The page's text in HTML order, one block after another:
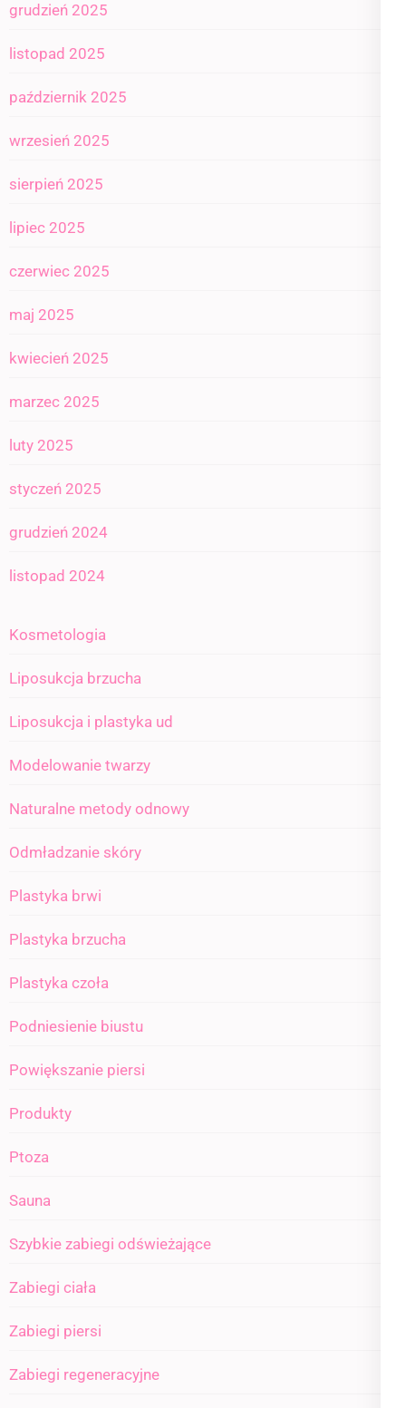
grudzień 2025
listopad 2025
październik 2025
wrzesień 2025
sierpień 2025
lipiec 2025
czerwiec 2025
maj 2025
kwiecień 2025
marzec 2025
luty 2025
styczeń 2025
grudzień 2024
listopad 2024
Kosmetologia
Liposukcja brzucha
Liposukcja i plastyka ud
Modelowanie twarzy
Naturalne metody odnowy
Odmładzanie skóry
Plastyka brwi
Plastyka brzucha
Plastyka czoła
Podniesienie biustu
Powiększanie piersi
Produkty
Ptoza
Sauna
Szybkie zabiegi odświeżające
Zabiegi ciała
Zabiegi piersi
Zabiegi regeneracyjne